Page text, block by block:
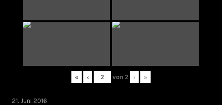
« ‹ von 2 › »
21. Juni 2016